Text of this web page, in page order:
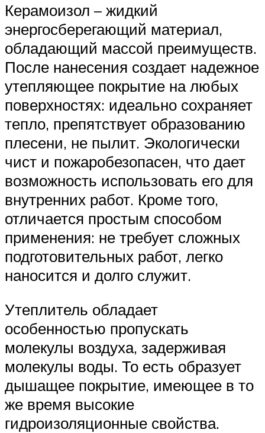
Керамоизол – жидкий
энергосберегающий материал,
обладающий массой преимуществ.
После нанесения создает надежное
утепляющее покрытие на любых
поверхностях: идеально сохраняет
тепло, препятствует образованию
плесени, не пылит. Экологически
чист и пожаробезопасен, что дает
возможность использовать его для
внутренних работ. Кроме того,
отличается простым способом
применения: не требует сложных
подготовительных работ, легко
наносится и долго служит.
Утеплитель обладает
особенностью пропускать
молекулы воздуха, задерживая
молекулы воды. То есть образует
дышащее покрытие, имеющее в то
же время высокие
гидроизоляционные свойства.